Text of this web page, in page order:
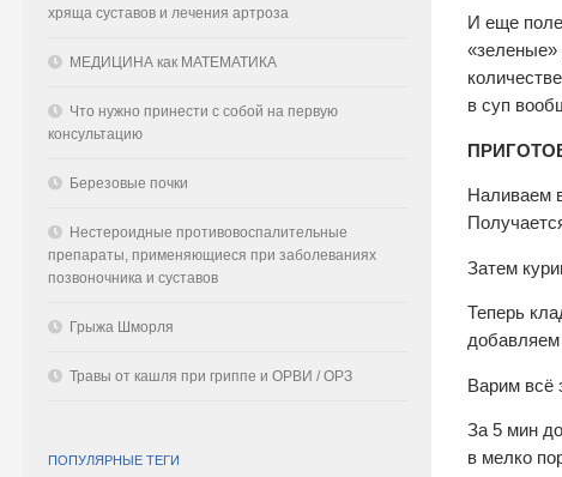
И еще
в суп
Наливаем
Затем
Теперь
добавляем
Варим всё
За 5 мин
в мелко
хряща суставов и лечения артроза
МЕДИЦИНА как МАТЕМАТИКА
Что нужно принести с собой на первую
консультацию
Березовые почки
Нестероидные противовоспалительные
препараты, применяющиеся при заболеваниях
позвоночника и суставов
Грыжа Шморля
Травы от кашля при гриппе и ОРВИ / ОРЗ
ПОПУЛЯРНЫЕ ТЕГИ